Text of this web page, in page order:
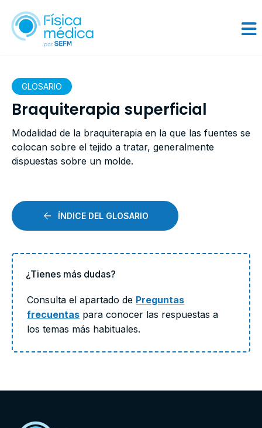
ÍNDICE DEL GLOSARIO
¿Tienes más dudas?
Consulta el apartado de Preguntas
frecuentas para conocer las respuestas a
los temas más habituales.
GLOSARIO
Braquiterapia superficial
Modalidad de la braquiterapia en la que las fuentes se
colocan sobre el tejido a tratar, generalmente
dispuestas sobre un molde.